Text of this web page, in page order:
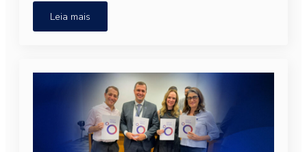
Leia mais